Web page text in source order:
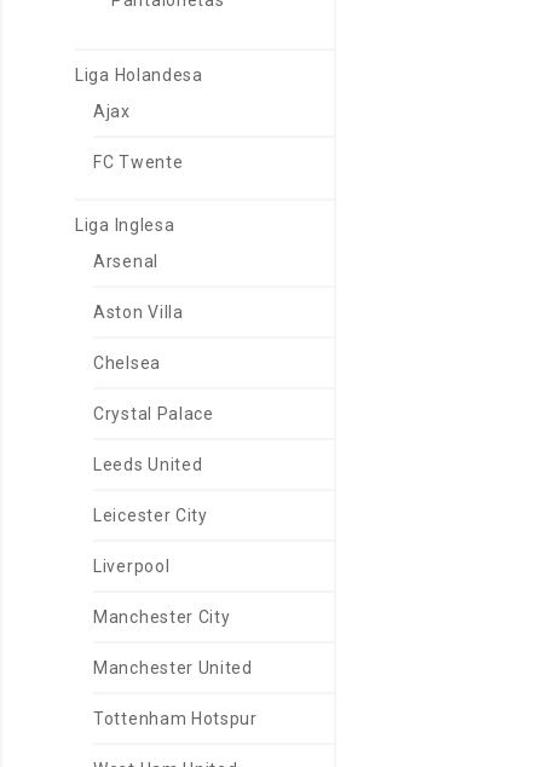
Liga Holandesa
Ajax
FC Twente
Liga Inglesa
Arsenal
Aston Villa
Chelsea
Crystal Palace
Leeds United
Leicester City
Liverpool
Manchester City
Manchester United
Tottenham Hotspur